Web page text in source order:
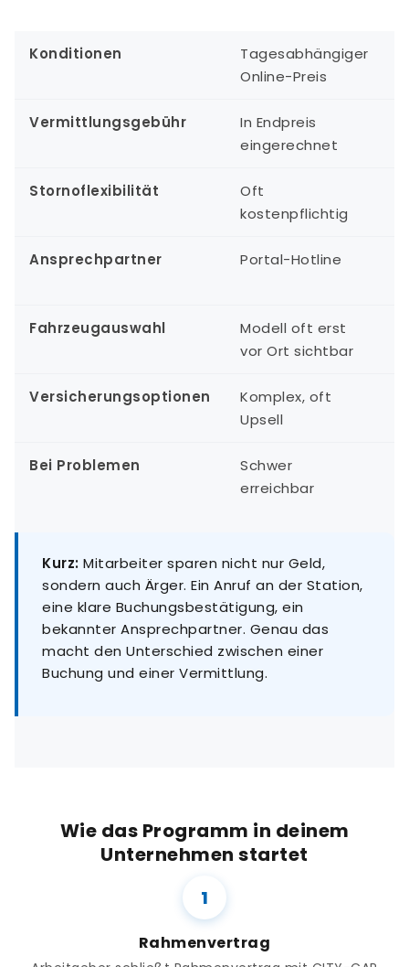
Konditionen
Tagesabhängiger
Online-Preis
Vermittlungsgebühr
In Endpreis
eingerechnet
Stornoflexibilität
Oft
kostenpflichtig
Ansprechpartner Portal-Hotline
Fahrzeugauswahl
Modell oft erst
vor Ort sichtbar
Versicherungsoptionen
Komplex, oft
Upsell
Bei Problemen
Schwer
erreichbar
Kurz: Mitarbeiter sparen nicht nur Geld,
sondern auch Ärger. Ein Anruf an der Station,
eine klare Buchungsbestätigung, ein
bekannter Ansprechpartner. Genau das
macht den Unterschied zwischen einer
Buchung und einer Vermittlung.
Wie das Programm in deinem
Unternehmen startet
Rahmenvertrag